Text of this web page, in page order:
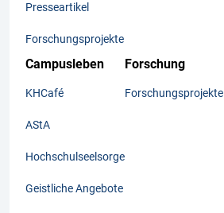
Presseartikel
Forschungsprojekte
Campusleben
KHCafé
AStA
Hochschulseelsorge
Geistliche Angebote
Forschung
Forschungsprojekte